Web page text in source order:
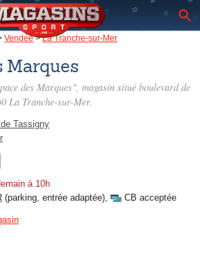
Vendée>La Tranche-sur-Mer
Marques
des Marques", magasin situé boulevard de
La Tranche-sur-Mer.
Tassigny
à 10h
(parking, entrée adaptée), CB acceptée